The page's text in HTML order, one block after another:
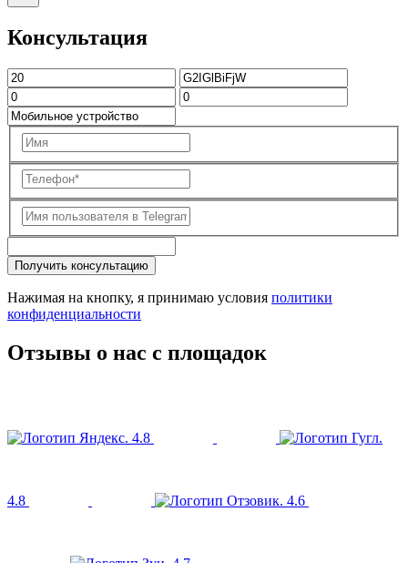
Консультация
Получить консультацию
Нажимая на кнопку, я принимаю условия политики
конфиденциальности
Отзывы о нас с площадок
4.8
4.8 4.6